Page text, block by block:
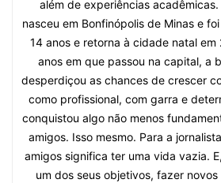
além de experiências acadêmicas.
nasceu em Bonfinópolis de Minas e
14 anos e retorna à cidade natal em
anos em que passou na capital, a
desperdiçou as chances de crescer
como profissional, com garra e
conquistou algo não menos
amigos. Isso mesmo. Para a
amigos significa ter uma vida vazia.
um dos seus objetivos, fazer